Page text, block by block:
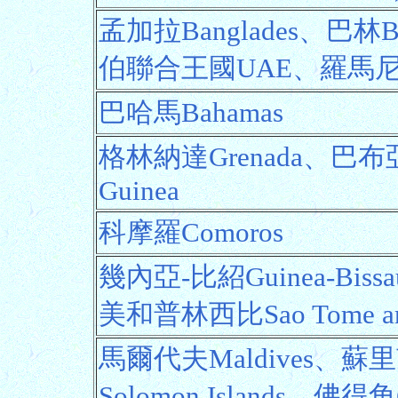
孟加拉Banglades、巴林
伯聯合王國UAE、羅馬
巴哈馬Bahamas
格林納達Grenada、巴布
Guinea
科摩羅Comoros
幾內亞-比紹Guinea-
美和普林西比Sao Tome
馬爾代夫Maldives、蘇